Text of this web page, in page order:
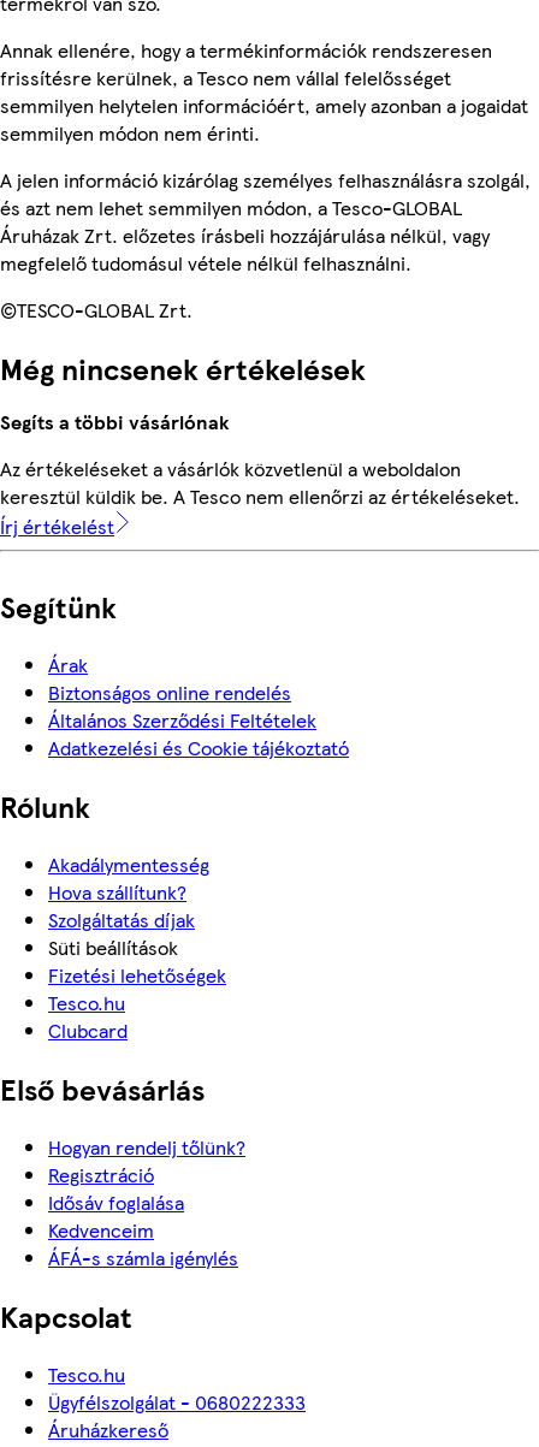
Annak ellenére, hogy a termékinformációk rendszeresen
frissítésre kerülnek, a Tesco nem vállal felelősséget
semmilyen helytelen információért, amely azonban a jogaidat
semmilyen módon nem érinti.
A jelen információ kizárólag személyes felhasználásra szolgál,
és azt nem lehet semmilyen módon, a Tesco-GLOBAL
Áruházak Zrt. előzetes írásbeli hozzájárulása nélkül, vagy
megfelelő tudomásul vétele nélkül felhasználni.
©TESCO-GLOBAL Zrt.
Még nincsenek értékelések
Segíts a többi vásárlónak
Az értékeléseket a vásárlók közvetlenül a weboldalon
keresztül küldik be. A Tesco nem ellenőrzi az értékeléseket.
Írj értékelést
Segítünk
Árak
Biztonságos online rendelés
Általános Szerződési Feltételek
Adatkezelési és Cookie tájékoztató
Rólunk
Akadálymentesség
Hova szállítunk?
Szolgáltatás díjak
Süti beállítások
Fizetési lehetőségek
Tesco.hu
Clubcard
Első bevásárlás
Hogyan rendelj tőlünk?
Regisztráció
Idősáv foglalása
Kedvenceim
ÁFÁ-s számla igénylés
Kapcsolat
Tesco.hu
Ügyfélszolgálat - 0680222333
Áruházkereső